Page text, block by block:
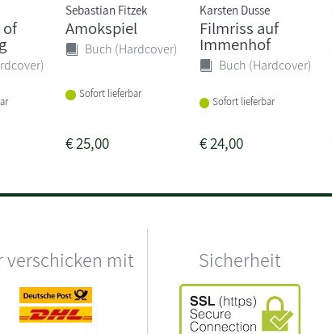
of
Sebastian Fitzek
Amokspiel
Buch (Hardcover)
Sofort lieferbar
€25,00
Karsten Dusse
Filmriss auf
Immenhof
Buch (Hardcover)
Sofort lieferbar
€24,00
verschicken mit Sicherheit